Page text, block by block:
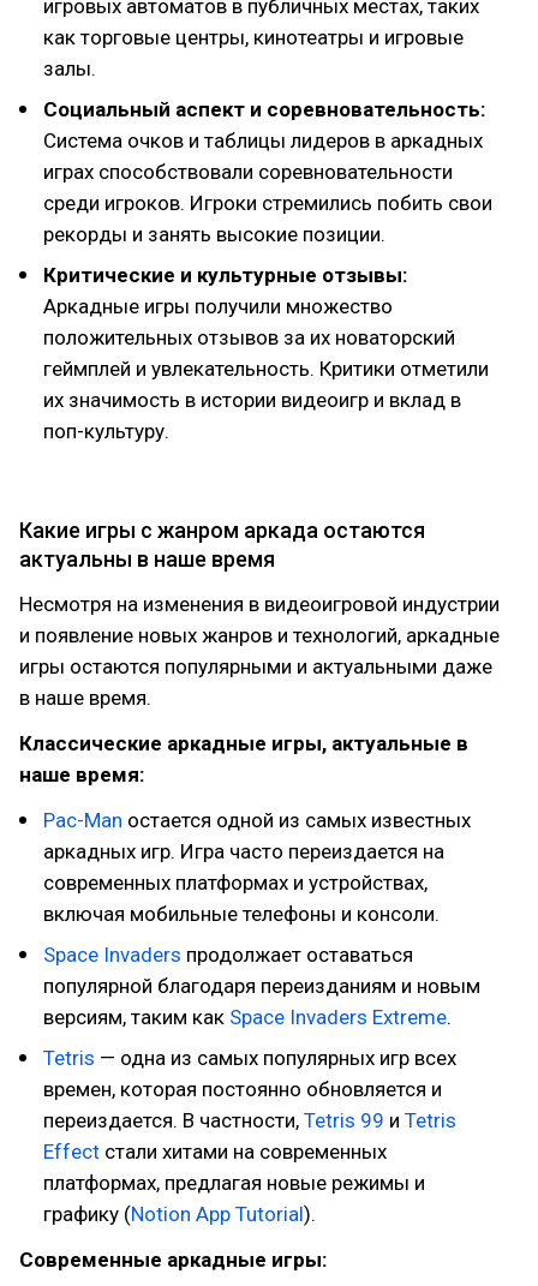
игровых автоматов в публичных местах, таких
как торговые центры, кинотеатры и игровые
залы.
Социальный аспект и соревновательность:
Система очков и таблицы лидеров в аркадных
играх способствовали соревновательности
среди игроков. Игроки стремились побить свои
рекорды и занять высокие позиции.
Критические и культурные отзывы:
Аркадные игры получили множество
положительных отзывов за их новаторский
геймплей и увлекательность. Критики отметили
их значимость в истории видеоигр и вклад в
поп-культуру.
Какие игры с жанром аркада остаются
актуальны в наше время
Несмотря на изменения в видеоигровой индустрии
и появление новых жанров и технологий, аркадные
игры остаются популярными и актуальными даже
в наше время.
Классические аркадные игры, актуальные в
наше время:
Pac-Man остается одной из самых известных
аркадных игр. Игра часто переиздается на
современных платформах и устройствах,
включая мобильные телефоны и консоли.
Space Invaders продолжает оставаться
популярной благодаря переизданиям и новым
версиям, таким как Space Invaders Extreme.
Tetris — одна из самых популярных игр всех
времен, которая постоянно обновляется и
переиздается. В частности, Tetris 99 и Tetris
Effect стали хитами на современных
платформах, предлагая новые режимы и
графику (Notion App Tutorial).
Современные аркадные игры: